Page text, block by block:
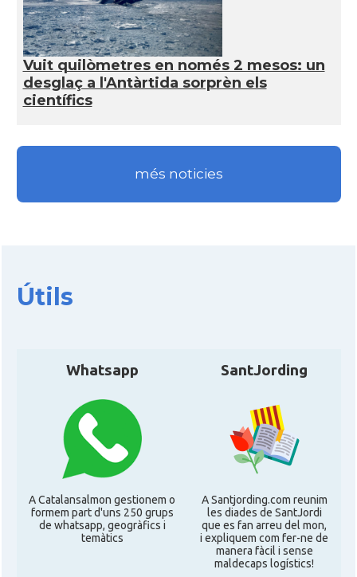
Vuit quilòmetres en només 2 mesos: un
desglaç a l'Antàrtida sorprèn els
científics
més noticies
Útils
Whatsapp
A Catalansalmon gestionem o
formem part d'uns 250 grups
de whatsapp, geogràfics i
temàtics
SantJording
A Santjording.com reunim
les diades de SantJordi
que es fan arreu del mon,
i expliquem com fer-ne de
manera fàcil i sense
maldecaps logí­stics!